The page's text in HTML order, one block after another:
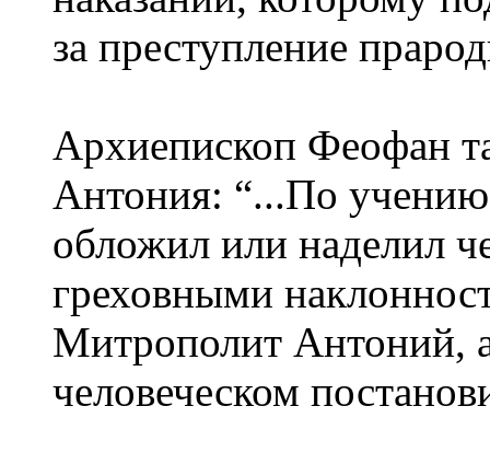
за преступление
Архиепископ Феофан
Антония: “...По
обложил или наделил
греховными
Митрополит Антоний, а
человеческом